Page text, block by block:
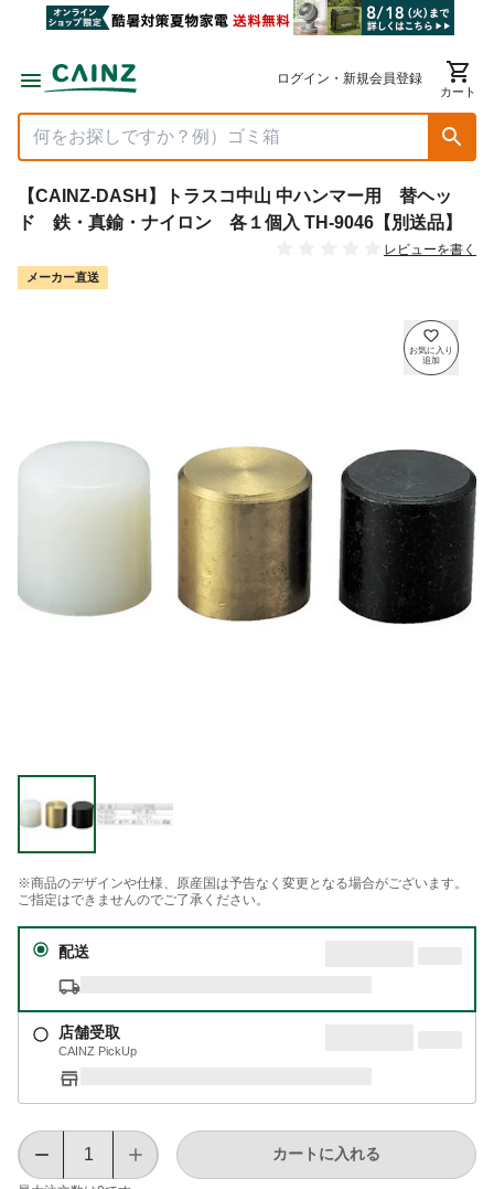
ログイン・新規会員登録
カート
【CAINZ-DASH】トラスコ中山 中ハンマー用 替ヘッ
ド 鉄・真鍮・ナイロン 各１個入 TH-9046【別送品】
レビューを書く
メーカー直送
※商品のデザインや仕様、原産国は予告なく変更となる場合がございます。
ご指定はできませんのでご了承ください。
配送
店舗受取
CAINZ PickUp
カートに入れる